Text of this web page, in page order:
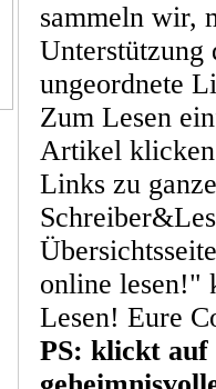
sammeln wir,
Unterstützung
ungeordnete
Zum Lesen
Artikel
Links zu
online lesen!"
Lesen! Eure
PS: klickt auf